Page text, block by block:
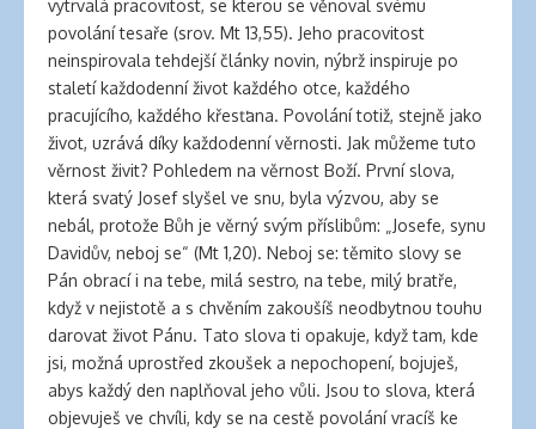
vytrvalá pracovitost, se kterou se věnoval svému
povolání tesaře (srov. Mt 13,55). Jeho pracovitost
neinspirovala tehdejší články novin, nýbrž inspiruje po
staletí každodenní život každého otce, každého
pracujícího, každého křesťana. Povolání totiž, stejně jako
život, uzrává díky každodenní věrnosti. Jak můžeme tuto
věrnost živit? Pohledem na věrnost Boží. První slova,
která svatý Josef slyšel ve snu, byla výzvou, aby se
nebál, protože Bůh je věrný svým příslibům: „Josefe, synu
Davidův, neboj se“ (Mt 1,20). Neboj se: těmito slovy se
Pán obrací i na tebe, milá sestro, na tebe, milý bratře,
když v nejistotě a s chvěním zakoušíš neodbytnou touhu
darovat život Pánu. Tato slova ti opakuje, když tam, kde
jsi, možná uprostřed zkoušek a nepochopení, bojuješ,
abys každý den naplňoval jeho vůli. Jsou to slova, která
objevuješ ve chvíli, kdy se na cestě povolání vracíš ke